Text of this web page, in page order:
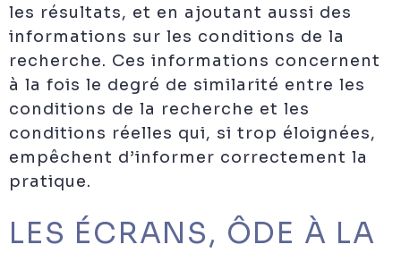
les résultats, et en ajoutant aussi des
informations sur les conditions de la
recherche. Ces informations concernent
à la fois le degré de similarité entre les
conditions de la recherche et les
conditions réelles qui, si trop éloignées,
empêchent d’informer correctement la
pratique.
LES ÉCRANS, ÔDE À LA